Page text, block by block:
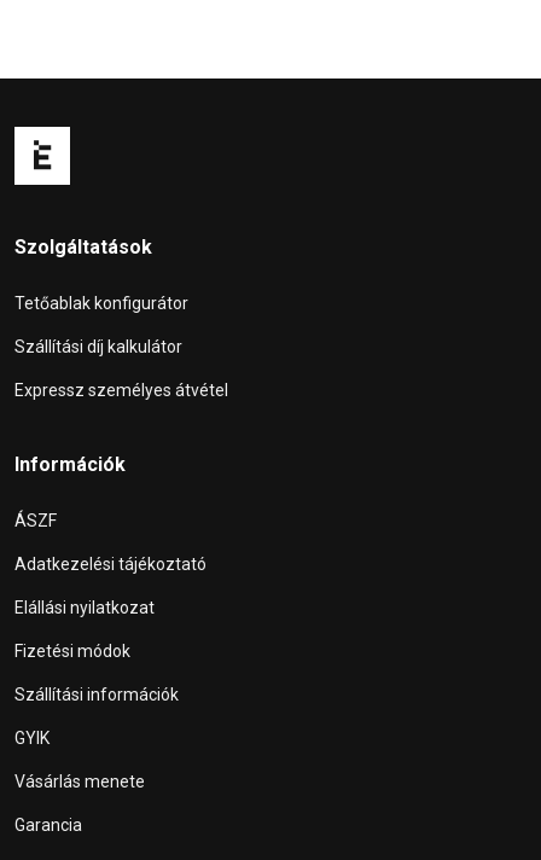
Szolgáltatások
Tetőablak konfigurátor
Szállítási díj kalkulátor
Expressz személyes átvétel
Információk
ÁSZF
Adatkezelési tájékoztató
Elállási nyilatkozat
Fizetési módok
Szállítási információk
GYIK
Vásárlás menete
Garancia